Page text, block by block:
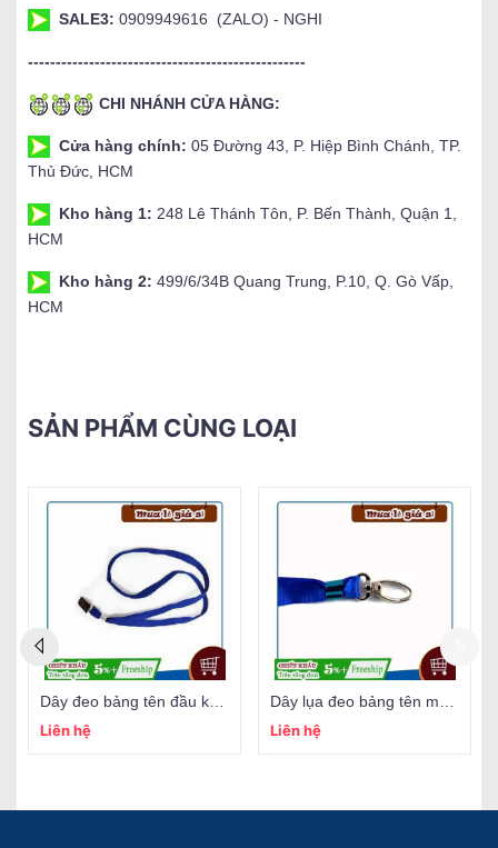
SALE3: 0909949616 (ZALO) - NGHI
--------------------------------------------------
CHI NHÁNH CỬA HÀNG:
Cửa hàng chính: 05 Đường 43, P. Hiệp Bình Chánh, TP.
Thủ Đức, HCM
Kho hàng 1: 248 Lê Thánh Tôn, P. Bến Thành, Quận 1,
HCM
Kho hàng 2: 499/6/34B Quang Trung, P.10, Q. Gò Vấp,
HCM
SẢN PHẨM CÙNG LOẠI
Liên hệ
Liên hệ